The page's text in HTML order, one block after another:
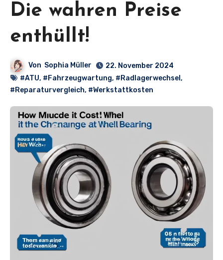
Die wahren Preise
enthüllt!
Von Sophia Müller
22. November 2024
#ATU, #Fahrzeugwartung, #Radlagerwechsel ,
#Reparaturvergleich, #Werkstattkosten